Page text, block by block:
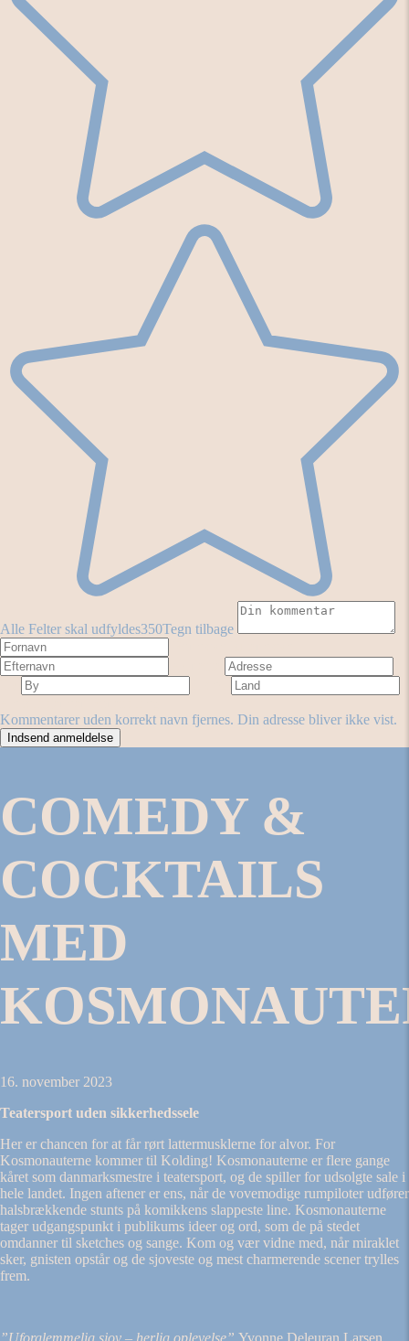
Alle Felter skal udfyldes350Tegn tilbage
Kommentarer uden korrekt navn fjernes. Din adresse bliver ikke vist.
COMEDY &
COCKTAILS
MED
16. november 2023
Teatersport uden sikkerhedssele
Her er chancen for at får rørt lattermusklerne for alvor. For
Kosmonauterne kommer til Kolding! Kosmonauterne er flere gange
kåret som danmarksmestre i teatersport, og de spiller for udsolgte sale i
hele landet. Ingen aftener er ens, når de vovemodige rumpiloter udfører
halsbrækkende stunts på komikkens slappeste line. Kosmonauterne
tager udgangspunkt i publikums ideer og ord, som de på stedet
omdanner til sketches og sange. Kom og vær vidne med, når miraklet
sker, gnisten opstår og de sjoveste og mest charmerende scener trylles
frem.
”Uforglemmelig sjov – herlig oplevelse” Yvonne Deleuran Larsen